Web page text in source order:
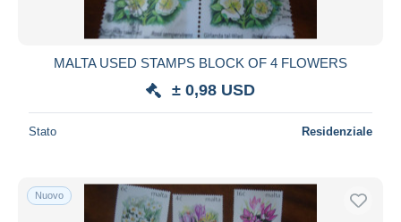
MALTA USED STAMPS BLOCK OF 4 FLOWERS
± 0,98 USD
Stato Residenziale
Nuovo